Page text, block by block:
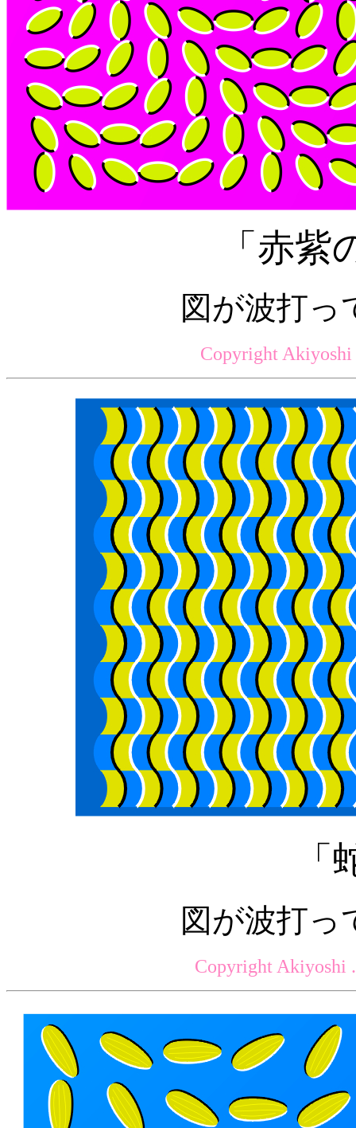
「赤
図が波打っ
Copyright
図が波打っ
Copyright Akiyoshi